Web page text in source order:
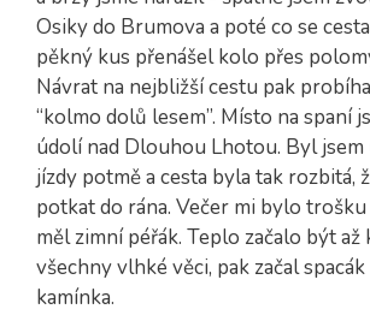
Osiky do Brumova a poté co se
pěkný kus přenášel kolo přes
Návrat na nejbližší cestu pak
“kolmo dolů lesem”. Místo na spaní
údolí nad Dlouhou Lhotou. Byl jsem
jízdy potmě a cesta byla tak rozbitá,
potkat do rána. Večer mi bylo trošku
měl zimní péřák. Teplo začalo být až
všechny vlhké věci, pak začal
kamínka.